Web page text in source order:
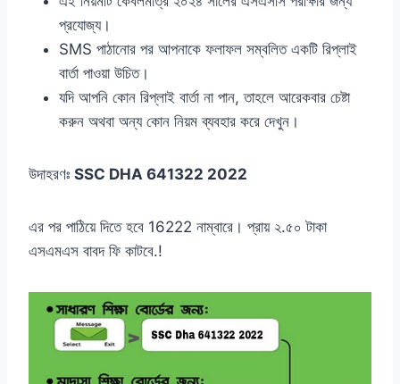
প্রযোজ্য।
SMS পাঠানোর পর আপনাকে ফলাফল সম্বলিত একটি রিপ্লাই
বার্তা পাওয়া উচিত।
যদি আপনি কোন রিপ্লাই বার্তা না পান, তাহলে আরেকবার চেষ্টা
করুন অথবা অন্য কোন নিয়ম ব্যবহার করে দেখুন।
উদাহরণঃ SSC DHA 641322 2022
এর পর পাঠিয়ে দিতে হবে 16222 নাম্বারে। প্রায় ২.৫০ টাকা
এসএমএস বাবদ ফি কাটবে.!